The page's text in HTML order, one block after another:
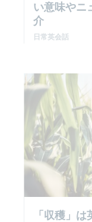
い意味やニ
介
日常英会話
「収穫」